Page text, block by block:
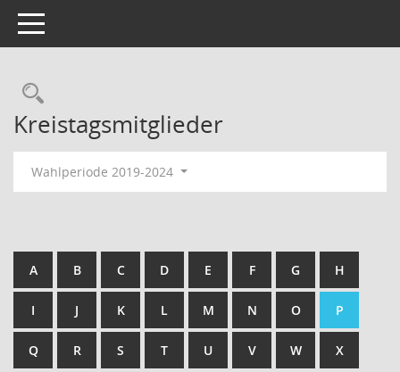
Toggle navigation
Kreistagsmitglieder
Wahlperiode 2019-2024
A B C D E F G H
I J K L M N O P
Q R S T U V W X